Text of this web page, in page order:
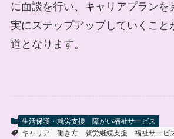
に面談を行い、キャリアプランを
実にステップアップしていくこと
道となります。
生活保護・就労支援
障がい福祉サービス
キャリア
働き方 就労継続支援 福祉サービ